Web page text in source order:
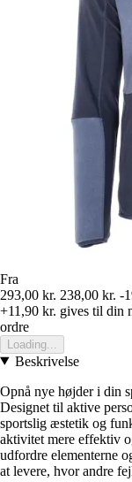
Fra
293,00 kr. 238,00 kr. -
+11,90 kr. gives til din
ordre
Loading...
Beskrivelse
Opnå nye højder i din
Designet til aktive
sportslig æstetik og
aktivitet mere effektiv
udfordre elementerne
at levere, hvor andre